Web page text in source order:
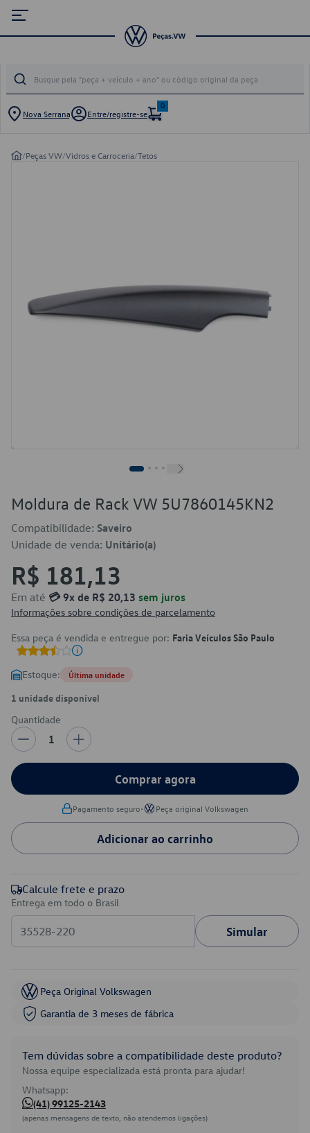
Nova Serrana Entre/registre-se
0
/Peças VW/Vidros e Carroceria/Tetos
Moldura de Rack VW 5U7860145KN2
Compatibilidade: Saveiro
Unidade de venda: Unitário(a)
R$ 181,13
Em até 💳 9x de R$ 20,13 sem juros
Informações sobre condições de parcelamento
Essa peça é vendida e entregue por: Faria Veículos São Paulo
Estoque: Última unidade
1 unidade disponível
Quantidade
1
Comprar agora
Pagamento seguro• Peça original Volkswagen
Adicionar ao carrinho
Calcule frete e prazo
Entrega em todo o Brasil
Simular
Peça Original Volkswagen
Garantia de 3 meses de fábrica
Tem dúvidas sobre a compatibilidade deste produto?
Nossa equipe especializada está pronta para ajudar!
Whatsapp:
(41) 99125-2143
(apenas mensagens de texto, não atendemos ligações)